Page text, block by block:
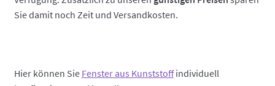
Sie damit noch Zeit und Versandkosten.
Hier können Sie Fenster aus Kunststoffindividuell